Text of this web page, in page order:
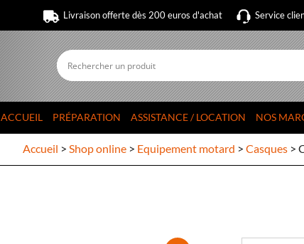
Livraison offerte dès 200 euros d'achat Service
ACCUEIL PRÉPARATION ASSISTANCE / LOCATION NOS
Accueil > Shop online > Equipement motard > Casques >